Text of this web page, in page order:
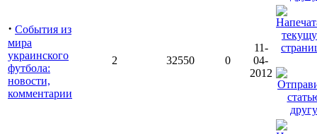
· События из
мира
украинского
футбола:
новости,
комментарии
2 32550 0
11-
04-
2012